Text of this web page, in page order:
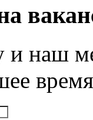
и наш
время